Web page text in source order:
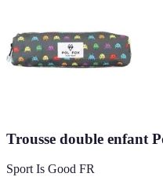
Trousse double enfant
Sport Is Good FR